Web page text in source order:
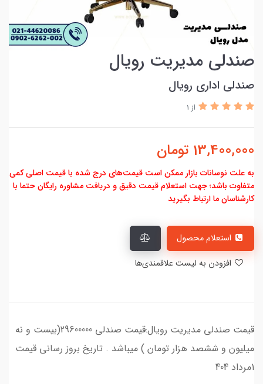
صندلی مدیریت رویال
صندلی اداری رویال
از 1
13,400,000 تومان
به علت نوسانات بازار ممکن است قیمت‌های درج شده با قیمت اصلی کمی
متفاوت باشد؛ جهت استعلام قیمت دقیق و دریافت مشاوره رایگان حتما با
کارشناسان ما ارتباط بگیرید
قیمت صندلی مدیریت رویال:قیمت صندلی 29600000(بیست و نه
میلیون و ششصد هزار تومان ) میباشد . تاریخ بروز رسانی قیمت
1مرداد 404